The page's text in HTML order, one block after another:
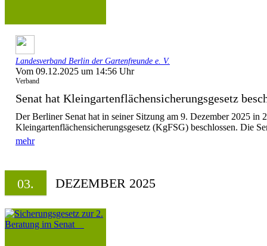
Landesverband Berlin der Gartenfreunde e. V.
Vom 09.12.2025 um 14:56 Uhr
Verband
Senat hat Kleingartenflächensicherungsgesetz
Der Berliner Senat hat in seiner Sitzung am 9. Dezember 2025 in
Kleingartenflächensicherungsgesetz (KgFSG) beschlossen. Die
mehr
03. DEZEMBER 2025